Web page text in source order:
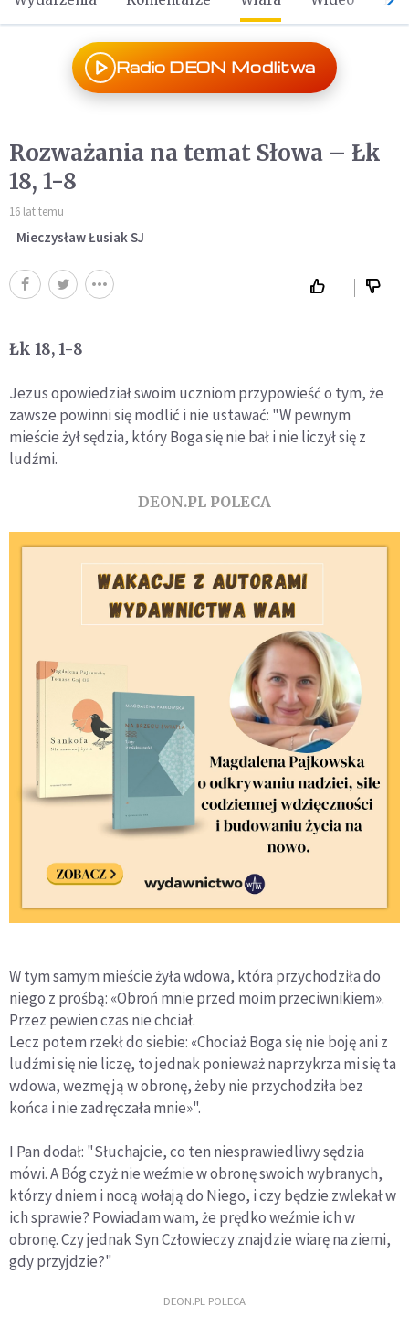
Radio DEON Modlitwa
Rozważania na temat Słowa – Łk
18, 1-8
16 lat temu
Mieczysław Łusiak SJ
Łk 18, 1-8
Jezus opowiedział swoim uczniom przypowieść o tym, że
zawsze powinni się modlić i nie ustawać: "W pewnym
mieście żył sędzia, który Boga się nie bał i nie liczył się z
ludźmi.
DEON.PL POLECA
W tym samym mieście żyła wdowa, która przychodziła do
niego z prośbą: «Obroń mnie przed moim przeciwnikiem».
Przez pewien czas nie chciał.
Lecz potem rzekł do siebie: «Chociaż Boga się nie boję ani z
ludźmi się nie liczę, to jednak ponieważ naprzykrza mi się ta
wdowa, wezmę ją w obronę, żeby nie przychodziła bez
końca i nie zadręczała mnie»".
I Pan dodał: "Słuchajcie, co ten niesprawiedliwy sędzia
mówi. A Bóg czyż nie weźmie w obronę swoich wybranych,
którzy dniem i nocą wołają do Niego, i czy będzie zwlekał w
ich sprawie? Powiadam wam, że prędko weźmie ich w
obronę. Czy jednak Syn Człowieczy znajdzie wiarę na ziemi,
gdy przyjdzie?"
DEON.PL POLECA